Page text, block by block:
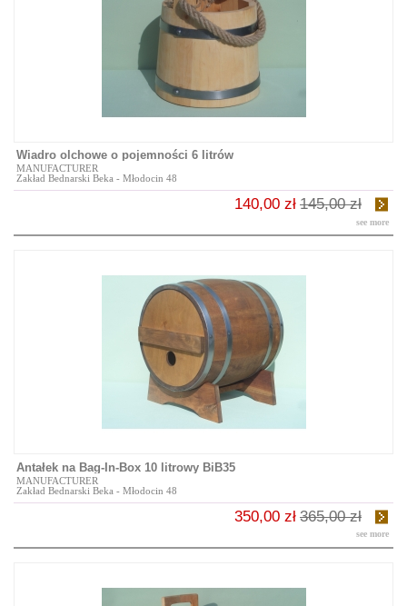
Wiadro olchowe o pojemności 6 litrów
MANUFACTURER
Zakład Bednarski Beka - Młodocin 48
140,00 zł 145,00 zł
see more
Antałek na Bag-In-Box 10 litrowy BiB35
MANUFACTURER
Zakład Bednarski Beka - Młodocin 48
350,00 zł 365,00 zł
see more